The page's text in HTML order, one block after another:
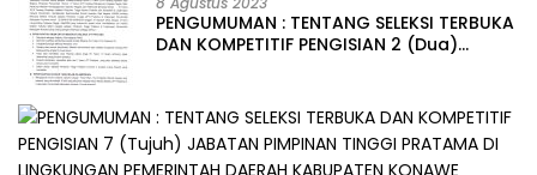
PENGUMUMAN : TENTANG SELEKSI TERBUKA
DAN KOMPETITIF PENGISIAN 2 (Dua)
KABUPATEN KONAWE